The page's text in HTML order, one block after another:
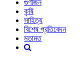
গুণীজন
কৃষি
সাহিত্য
বিশেষ প্রতিবেদন
মতামত